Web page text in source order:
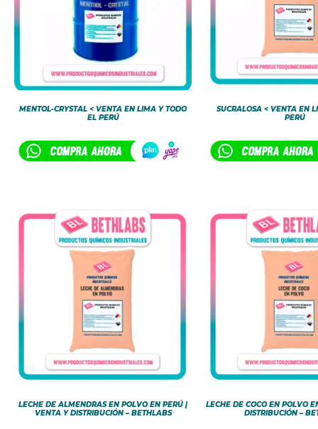
MENTOL-CRYSTAL < VENTA EN LIMA Y TODO
EL PERÚ
SUCRALOSA < VENTA EN
PERÚ
LECHE DE ALMENDRAS EN POLVO EN PERÚ |
VENTA Y DISTRIBUCIÓN – BETHLABS
LECHE DE COCO EN POLVO
DISTRIBUCIÓN –